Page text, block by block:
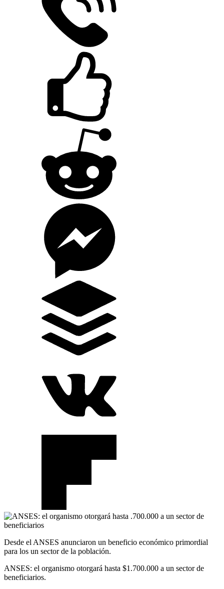
Desde el ANSES anunciaron un beneficio económico primordial
para los un sector de la población.
ANSES: el organismo otorgará hasta $1.700.000 a un sector de
beneficiarios.